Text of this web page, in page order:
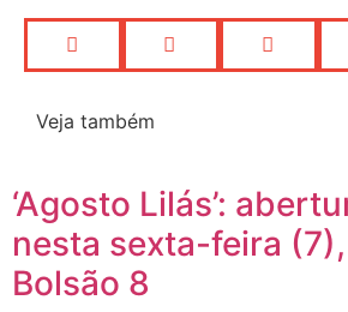
Veja também
‘Agosto Lilás’:
nesta sexta-feira
Bolsão 8